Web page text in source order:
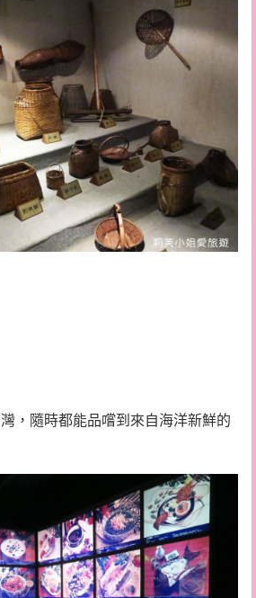
，隨時都能品嚐到來自海洋新鮮的